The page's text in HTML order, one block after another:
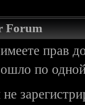
Forum
прав
по